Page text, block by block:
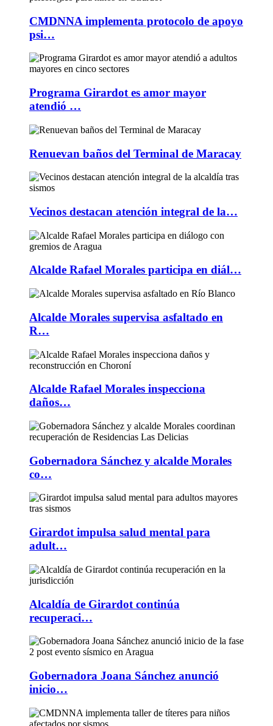
CMDNNA implementa protocolo de apoyo
psi…
Programa Girardot es amor mayor
atendió …
Renuevan baños del Terminal de Maracay
Vecinos destacan atención integral de la…
Alcalde Rafael Morales participa en diál…
Alcalde Morales supervisa asfaltado en
R…
Alcalde Rafael Morales inspecciona
daños…
Gobernadora Sánchez y alcalde Morales
co…
Girardot impulsa salud mental para
adult…
Alcaldía de Girardot continúa
recuperaci…
Gobernadora Joana Sánchez anunció
inicio…